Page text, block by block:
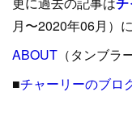
( 15
(24)
(8 )
)
(12)
19)
(33 )
(26)
27)
(31)
(31)
31
(39)
( 23)
40
(24)
( 42)
月〜2020年06月）に
ABOUT （タンブラ
■チャーリーのブロ